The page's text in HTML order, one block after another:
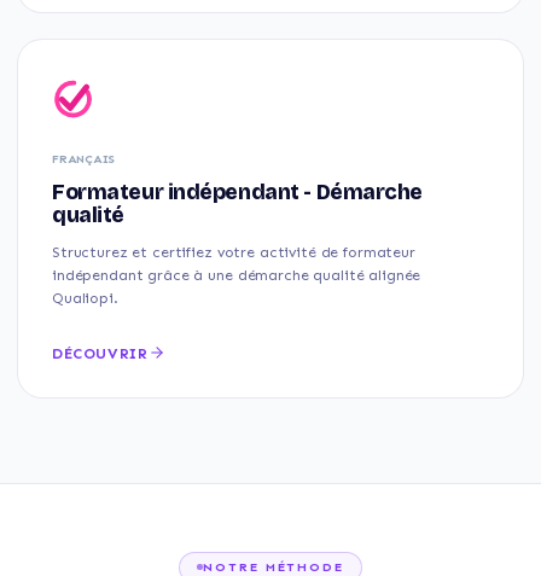
FRANÇAIS
Formateur indépendant - Démarche
qualité
Structurez et certifiez votre activité de formateur
indépendant grâce à une démarche qualité alignée
Qualiopi.
DÉCOUVRIR
NOTRE MÉTHODE